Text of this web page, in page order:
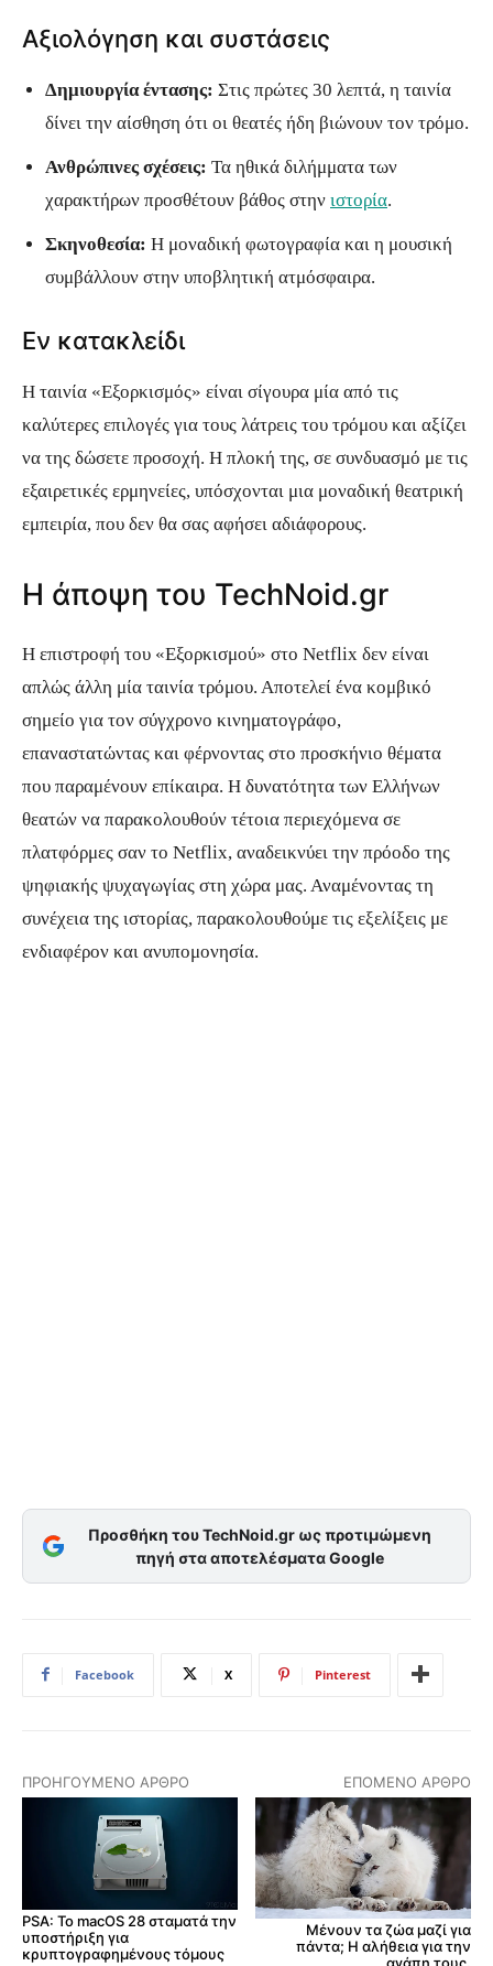
Αξιολόγηση και συστάσεις
Δημιουργία έντασης: Στις πρώτες 30 λεπτά, η ταινία
δίνει την αίσθηση ότι οι θεατές ήδη βιώνουν τον τρόμο.
Ανθρώπινες σχέσεις: Τα ηθικά διλήμματα των
χαρακτήρων προσθέτουν βάθος στην ιστορία.
Σκηνοθεσία: Η μοναδική φωτογραφία και η μουσική
συμβάλλουν στην υποβλητική ατμόσφαιρα.
Εν κατακλείδι
Η ταινία «Εξορκισμός» είναι σίγουρα μία από τις
καλύτερες επιλογές για τους λάτρεις του τρόμου και αξίζει
να της δώσετε προσοχή. Η πλοκή της, σε συνδυασμό με τις
εξαιρετικές ερμηνείες, υπόσχονται μια μοναδική θεατρική
εμπειρία, που δεν θα σας αφήσει αδιάφορους.
Η άποψη του TechNoid.gr
Η επιστροφή του «Εξορκισμού» στο Netflix δεν είναι
απλώς άλλη μία ταινία τρόμου. Αποτελεί ένα κομβικό
σημείο για τον σύγχρονο κινηματογράφο,
επαναστατώντας και φέρνοντας στο προσκήνιο θέματα
που παραμένουν επίκαιρα. Η δυνατότητα των Ελλήνων
θεατών να παρακολουθούν τέτοια περιεχόμενα σε
πλατφόρμες σαν το Netflix, αναδεικνύει την πρόοδο της
ψηφιακής ψυχαγωγίας στη χώρα μας. Αναμένοντας τη
συνέχεια της ιστορίας, παρακολουθούμε τις εξελίξεις με
ενδιαφέρον και ανυπομονησία.
Προσθήκη του TechNoid.gr ως προτιμώμενη
πηγή στα αποτελέσματα Google
Facebook X Pinterest
ΠΡΟΗΓΟΎΜΕΝΟ ΆΡΘΡΟ
PSA: Το macOS 28 σταματά την
υποστήριξη για
κρυπτογραφημένους τόμους
ΕΠΌΜΕΝΟ ΆΡΘΡΟ
Μένουν τα ζώα μαζί για
πάντα; Η αλήθεια για την